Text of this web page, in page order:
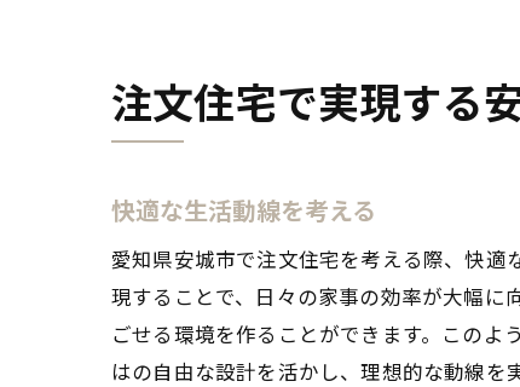
注文住宅で実現する
快適な生活動線を考える
愛知県安城市で注文住宅を考える際、快
現することで、日々の家事の効率が大幅に
ごせる環境を作ることができます。この
はの自由な設計を活かし、理想的な動線を